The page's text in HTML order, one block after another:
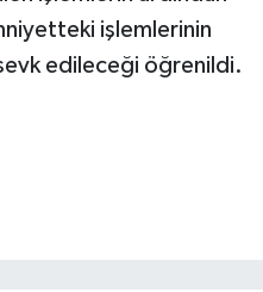
işlemlerinin
edileceği öğrenildi.